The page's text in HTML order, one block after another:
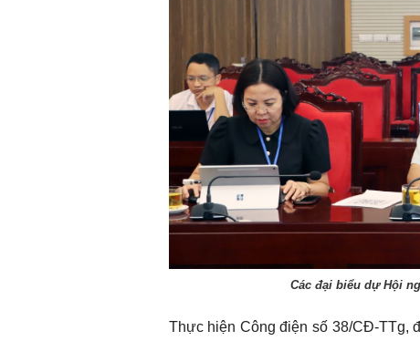
Các đại biểu dự Hội
Thực hiện Công điện số 38/CĐ-TTg,